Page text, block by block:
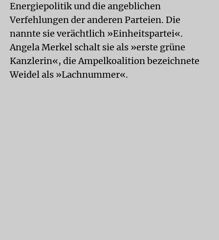
Energiepolitik und die angeblichen
Verfehlungen der anderen Parteien. Die
nannte sie verächtlich »Einheitspartei«.
Angela Merkel schalt sie als »erste grüne
Kanzlerin«, die Ampelkoalition bezeichnete
Weidel als »Lachnummer«.